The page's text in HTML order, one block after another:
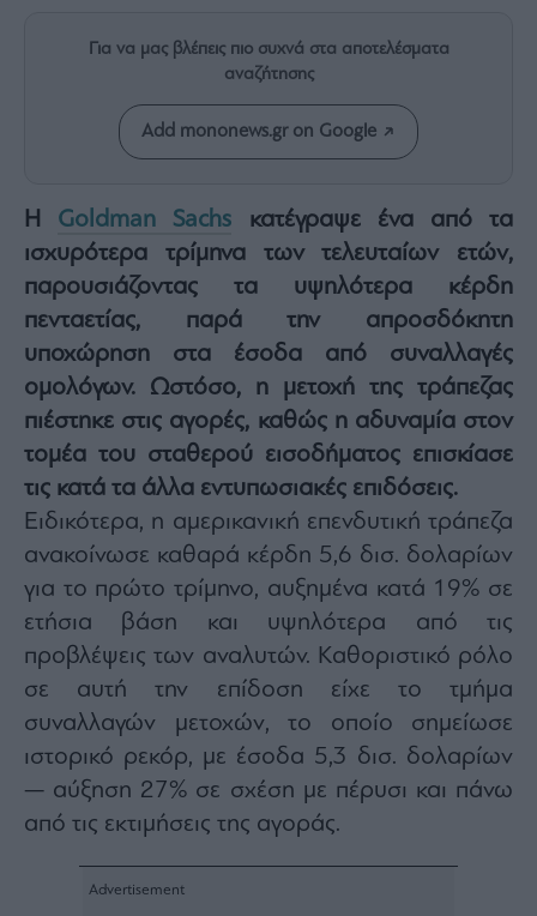
Vivants
Auto
Life
&
Υγεία
Architecture
&
Design
Fashion
&
Art
Watches
Yachts
Table
For
Two
Μετοχές
Αγορές
Trader's
Για να μας βλέπεις πιο συχνά στα αποτελέσματα
αναζήτησης
Add mononews.gr on Google
Η Goldman Sachs κατέγραψε ένα από τα
ισχυρότερα τρίμηνα των τελευταίων ετών,
παρουσιάζοντας τα υψηλότερα κέρδη
πενταετίας, παρά την απροσδόκητη
υποχώρηση στα έσοδα από συναλλαγές
ομολόγων. Ωστόσο, η μετοχή της τράπεζας
πιέστηκε στις αγορές, καθώς η αδυναμία στον
τομέα του σταθερού εισοδήματος επισκίασε
τις κατά τα άλλα εντυπωσιακές επιδόσεις.
Ειδικότερα, η αμερικανική επενδυτική τράπεζα
ανακοίνωσε καθαρά κέρδη 5,6 δισ. δολαρίων
για το πρώτο τρίμηνο, αυξημένα κατά 19% σε
ετήσια βάση και υψηλότερα από τις
προβλέψεις των αναλυτών. Καθοριστικό ρόλο
σε αυτή την επίδοση είχε το τμήμα
συναλλαγών μετοχών, το οποίο σημείωσε
ιστορικό ρεκόρ, με έσοδα 5,3 δισ. δολαρίων
— αύξηση 27% σε σχέση με πέρυσι και πάνω
από τις εκτιμήσεις της αγοράς.